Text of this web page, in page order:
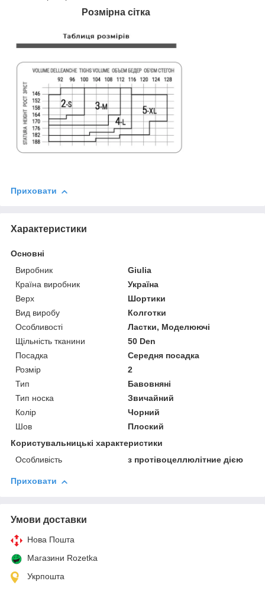
Розмірна сітка
Приховати
Характеристики
Основні
Виробник
Giulia
Країна виробник
Україна
Верх
Шортики
Вид виробу
Колготки
Особливості
Ластки, Моделюючі
Щільність тканини
50 Den
Посадка
Середня посадка
Розмір
2
Тип
Бавовняні
Тип носка
Звичайний
Колір
Чорний
Шов
Плоский
Користувальницькі характеристики
Особливість
з протівоцеллюлітние дією
Приховати
Умови доставки
Нова Пошта
Магазини Rozetka
Укрпошта